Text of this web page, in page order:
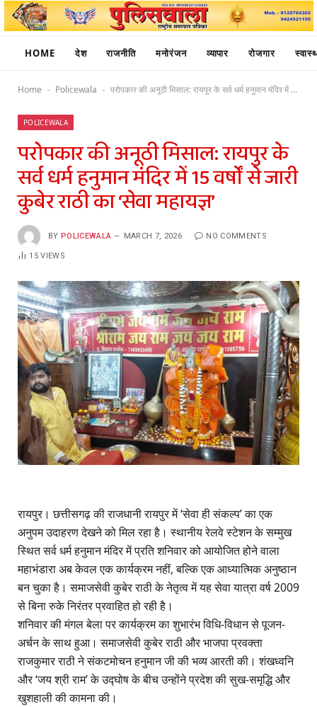
HOME देश राजनीति मनोरंजन व्यापार रोजगार
Home - Policewala - परोपकार की अनूठी मिसाल: रायपुर के सर्व धर्म हनुमान मंदिर में 15 वर्षों से जारी कुबेर राठी का ‘सेवा महायज्ञ’
POLICEWALA
परोपकार की अनूठी मिसाल: रायपुर के
सर्व धर्म हनुमान मंदिर में 15 वर्षों से जारी
कुबेर राठी का ‘सेवा महायज्ञ’
BY POLICEWALA MARCH 7, 2026 NO COMMENTS
15VIEWS
​रायपुर। छत्तीसगढ़ की राजधानी रायपुर में ‘सेवा ही संकल्प’ का एक
अनुपम उदाहरण देखने को मिल रहा है। स्थानीय रेलवे स्टेशन के सम्मुख
स्थित सर्व धर्म हनुमान मंदिर में प्रति शनिवार को आयोजित होने वाला
महाभंडारा अब केवल एक कार्यक्रम नहीं, बल्कि एक आध्यात्मिक अनुष्ठान
बन चुका है। समाजसेवी कुबेर राठी के नेतृत्व में यह सेवा यात्रा वर्ष 2009
से बिना रुके निरंतर प्रवाहित हो रही है।
​शनिवार की मंगल बेला पर कार्यक्रम का शुभारंभ विधि-विधान से पूजन-
अर्चन के साथ हुआ। समाजसेवी कुबेर राठी और भाजपा प्रवक्ता
राजकुमार राठी ने संकटमोचन हनुमान जी की भव्य आरती की। शंखध्वनि
और ‘जय श्री राम’ के उद्घोष के बीच उन्होंने प्रदेश की सुख-समृद्धि और
खुशहाली की कामना की।